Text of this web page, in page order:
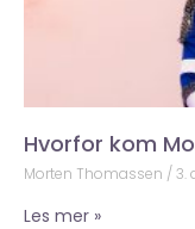
Hvorfor kom
Morten Thomassen 3.
Les mer »